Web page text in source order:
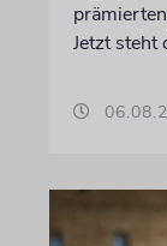
Jetzt steht